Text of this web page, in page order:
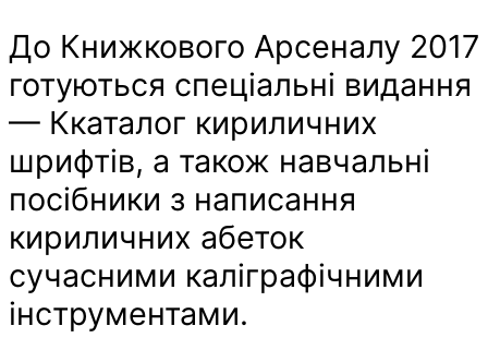
До Книжкового Арсеналу 2017
готуються спеціальні видання
— Ккаталог кириличних
шрифтів, а також навчальні
посібники з написання
кириличних абеток
сучасними каліграфічними
інструментами.